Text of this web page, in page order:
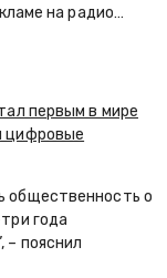
на радио…
первым в мире
цифровые
общественность о
года
– пояснил